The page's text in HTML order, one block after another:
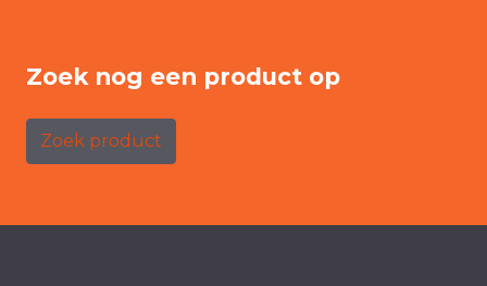
Zoek nog een product op
Zoek product